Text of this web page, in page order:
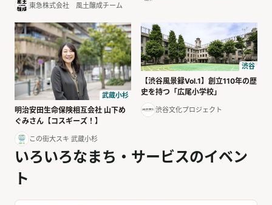
東急株式会社 風土醸成チーム
武蔵小杉
明治安田生命保険相互会社 山下め
ぐみさん【コスギーズ！】
この街大スキ 武蔵小杉
渋谷
【渋谷風景録Vol.1】創立110年の歴
史を持つ「広尾小学校」
渋谷文化プロジェクト
いろいろなまち・サービスのイベン
ト